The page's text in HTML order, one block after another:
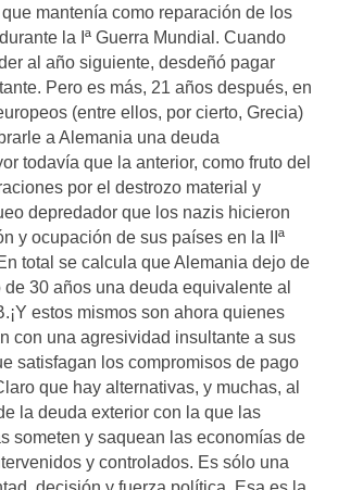
mantenía como reparación de los
la Iª Guerra Mundial. Cuando
al año siguiente, desdeñó pagar
Pero es más, 21 años después, en
(entre ellos, por cierto, Grecia)
a Alemania una deuda
todavía que la anterior, como fruto del
por el destrozo material y
depredador que los nazis hicieron
y ocupación de sus países en la IIª
total se calcula que Alemania dejo de
30 años una deuda equivalente al
estos mismos son ahora quienes
con una agresividad insultante a sus
satisfagan los compromisos de pago
que hay alternativas, y muchas, al
la deuda exterior con la que las
someten y saquean las economías de
y controlados. Es sólo una